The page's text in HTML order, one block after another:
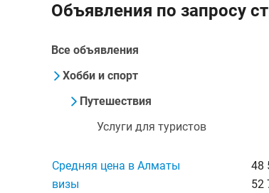
Объявления по запросу
Все объявления
Хобби и спорт
Путешествия
Услуги для туристов
Средняя цена в Алматы
48
визы
52